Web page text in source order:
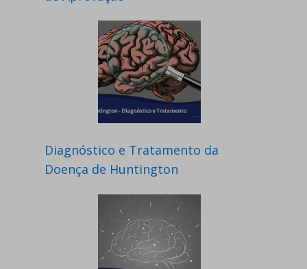
Diagnóstico e Tratamento da
Doença de Huntington